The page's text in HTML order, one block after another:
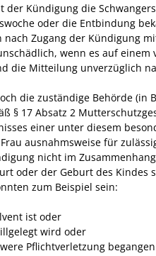
der Kündigung die
oder die Entbindung
Zugang der Kündigung
wenn es auf einem
die Mitteilung unverzüglich
die zuständige Behörde (in
§ 17 Absatz 2
einer unter diesem
ausnahmsweise für
nicht im
oder der Geburt des Kindes
zum Beispiel sein:
ist oder
wird oder
Pflichtverletzung